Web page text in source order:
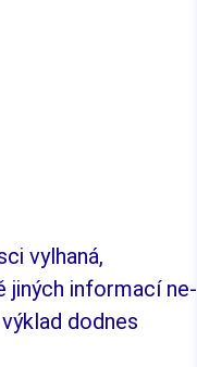
vylhaná,
jiných informací ne­
dodnes